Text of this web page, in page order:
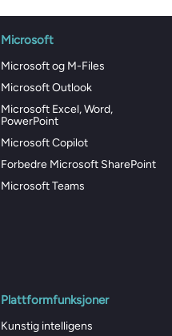
Microsoft
Microsoft og M-Files
Microsoft Outlook
Microsoft Excel, Word,
PowerPoint
Microsoft Copilot
Forbedre Microsoft SharePoint
Microsoft Teams
Plattformfunksjoner
Kunstig intelligens